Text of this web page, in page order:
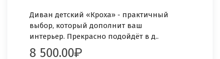
Диван детский «Кроха» - практичный
выбор, который дополнит ваш
интерьер. Прекрасно подойдёт в д..
8 500.00